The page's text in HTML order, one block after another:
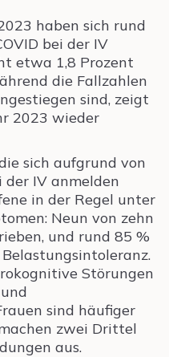
haben sich rund
bei der IV
etwa 1,8 Prozent
die Fallzahlen
sind, zeigt
2023 wieder
sich aufgrund von
IV anmelden
in der Regel unter
Neun von zehn
und rund 85 %
Störungen
sind häufiger
zwei Drittel
aus.